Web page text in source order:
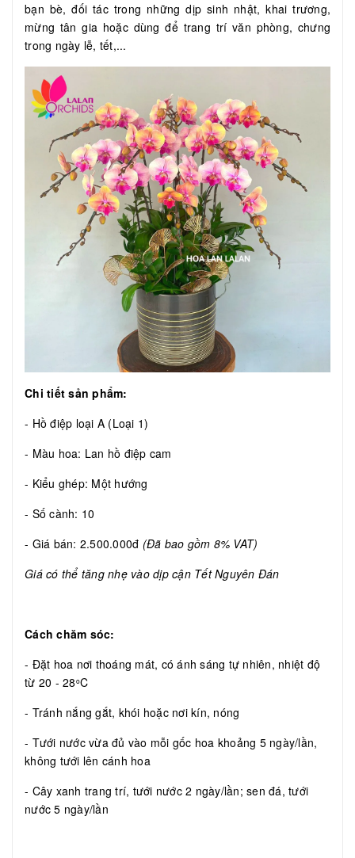
bạn bè, đối tác trong những dịp sinh nhật, khai trương,
mừng tân gia hoặc dùng để trang trí văn phòng, chưng
trong ngày lễ, tết,...
Chi tiết sản phẩm:
- Hồ điệp loại A (Loại 1)
- Màu hoa: Lan hồ điệp cam
- Kiểu ghép: Một hướng
- Số cành: 10
- Giá bán: 2.500.000đ (Đã bao gồm 8% VAT)
Giá có thể tăng nhẹ vào dịp cận Tết Nguyên Đán
Cách chăm sóc:
- Đặt hoa nơi thoáng mát, có ánh sáng tự nhiên, nhiệt độ
từ 20 - 28oC
- Tránh nắng gắt, khói hoặc nơi kín, nóng
- Tưới nước vừa đủ vào mỗi gốc hoa khoảng 5 ngày/lần,
không tưới lên cánh hoa
- Cây xanh trang trí, tưới nước 2 ngày/lần; sen đá, tưới
nước 5 ngày/lần